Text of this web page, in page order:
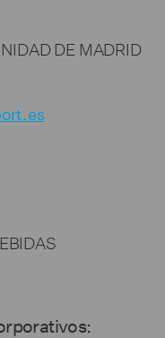
DE MADRID